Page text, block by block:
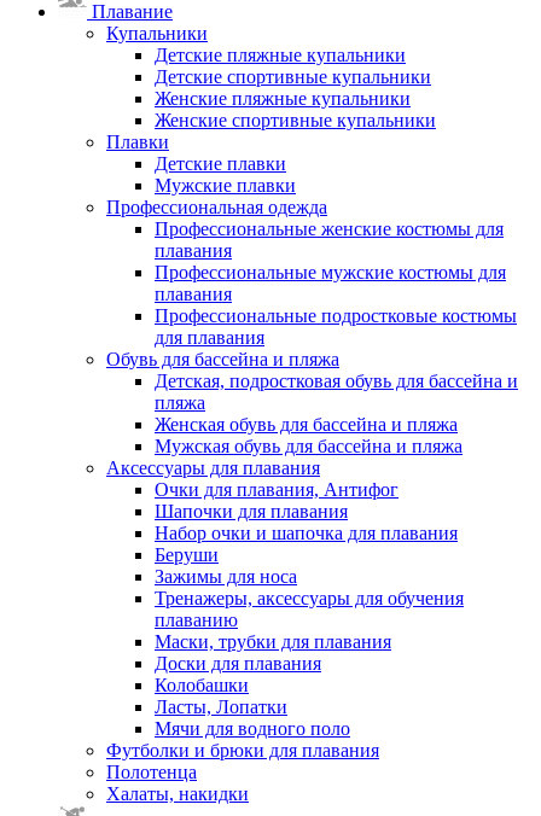
Плавание
Купальники
Детские пляжные купальники
Детские спортивные купальники
Женские пляжные купальники
Женские спортивные купальники
Плавки
Детские плавки
Мужские плавки
Профессиональная одежда
Профессиональные женские костюмы для
плавания
Профессиональные мужские костюмы для
плавания
Профессиональные подростковые костюмы
для плавания
Обувь для бассейна и пляжа
Детская, подростковая обувь для бассейна и
пляжа
Женская обувь для бассейна и пляжа
Мужская обувь для бассейна и пляжа
Аксессуары для плавания
Очки для плавания, Антифог
Шапочки для плавания
Набор очки и шапочка для плавания
Беруши
Зажимы для носа
Тренажеры, аксессуары для обучения
плаванию
Маски, трубки для плавания
Доски для плавания
Колобашки
Ласты, Лопатки
Мячи для водного поло
Футболки и брюки для плавания
Полотенца
Халаты, накидки